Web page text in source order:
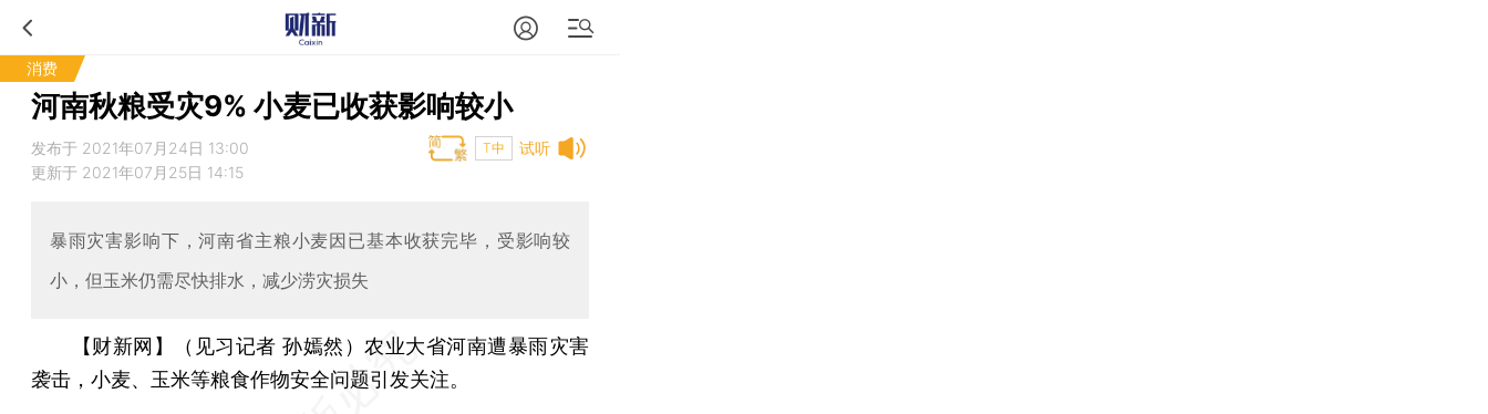
消费
河南秋粮受灾9% 小麦已收获影响较小
试听
发布于 2021年07月24日 13:00
更新于 2021年07月25日 14:15
T中
暴雨灾害影响下，河南省主粮小麦因已基本收获完毕，受影响较
小，但玉米仍需尽快排水，减少涝灾损失
【财新网】（见习记者 孙嫣然）农业大省河南遭暴雨灾害
袭击，小麦、玉米等粮食作物安全问题引发关注。